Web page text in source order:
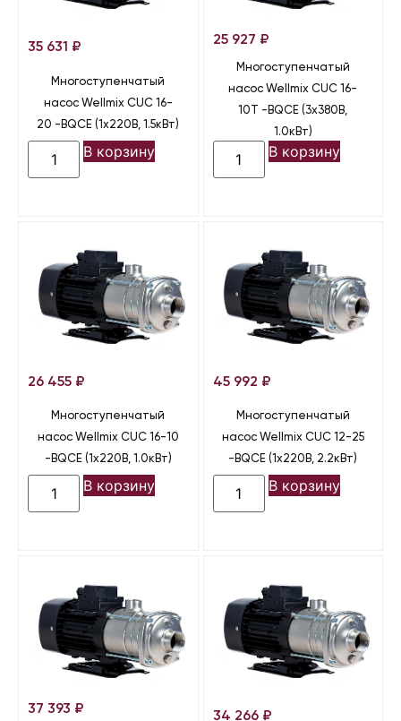
35 631 ₽
Многоступенчатый
насос Wellmix CUC 16-
20 -BQCE (1х220В, 1.5кВт)
В корзину
25 927 ₽
Многоступенчатый
насос Wellmix CUC 16-
10T -BQCE (3х380В,
1.0кВт)
В корзину
26 455 ₽
Многоступенчатый
насос Wellmix CUC 16-10
-BQCE (1х220В, 1.0кВт)
В корзину
45 992 ₽
Многоступенчатый
насос Wellmix CUC 12-25
-BQCE (1х220В, 2.2кВт)
В корзину
37 393 ₽ 34 266 ₽